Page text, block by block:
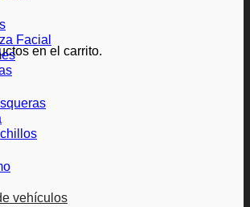
en el carrito.
Facial
vehículos